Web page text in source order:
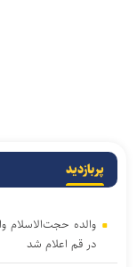
پربازدید
والده
در قم اعلام شد